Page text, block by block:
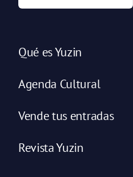
Qué es Yuzin
Agenda Cultural
Vende tus entradas
Revista Yuzin